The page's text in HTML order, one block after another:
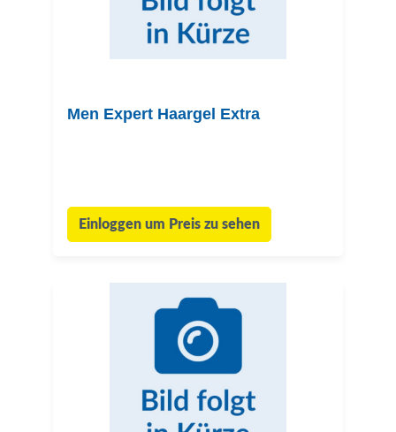
Men Expert Haargel Extra
Einloggen um Preis zu sehen